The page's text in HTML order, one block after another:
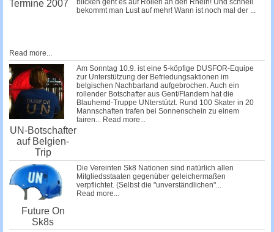
Termine 2007
blicken geht es auf Rollen an den Rhein! Und schnell
bekommt man Lust auf mehr! Wann ist noch mal der ...
Read more...
UN-Botschafter
auf Belgien-
Trip
Am Sonntag 10.9. ist eine 5-köpfige DUSFOR-Equipe
zur Unterstützung der Befriedungsaktionen im
belgischen Nachbarland aufgebrochen. Auch ein
rollender Botschafter aus Gent/Flandern hat die
Blauhemd-Truppe UNterstützt. Rund 100 Skater in 20
Mannschaften trafen bei Sonnenschein zu einem
fairen... Read more...
Future On
Sk8s
Die Vereinten Sk8 Nationen sind natürlich allen
Mitgliedsstaaten gegenüber geleichermaßen
verpflichtet. (Selbst die "unverständlichen"...
Read more...